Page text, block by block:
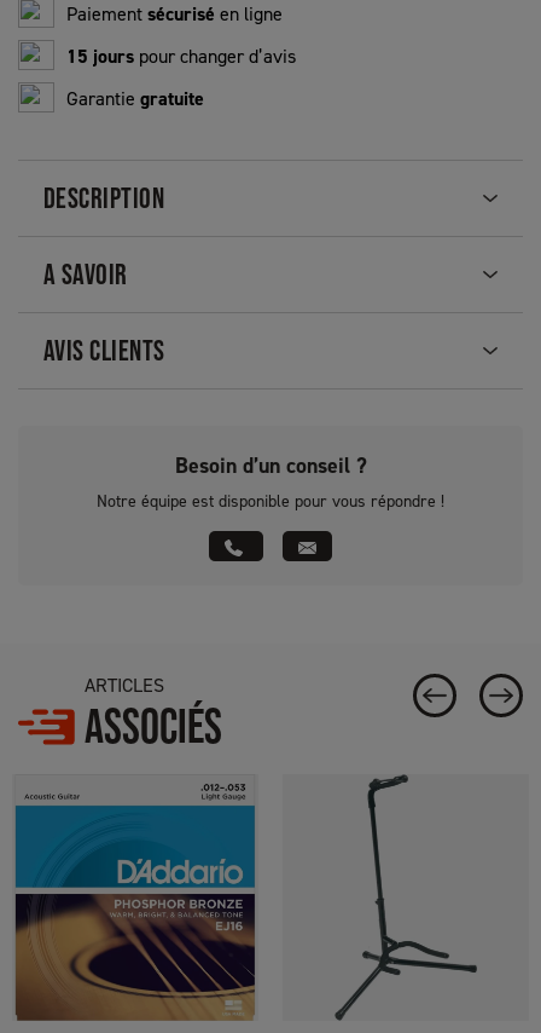
Paiementsécurisé en ligne
15 jours pour changer d’avis
Garantie gratuite
DESCRIPTION
A SAVOIR
AVIS CLIENTS
Besoin d’un conseil ?
Notre équipe est disponible pour vous répondre !
ARTICLES
ASSOCIÉS